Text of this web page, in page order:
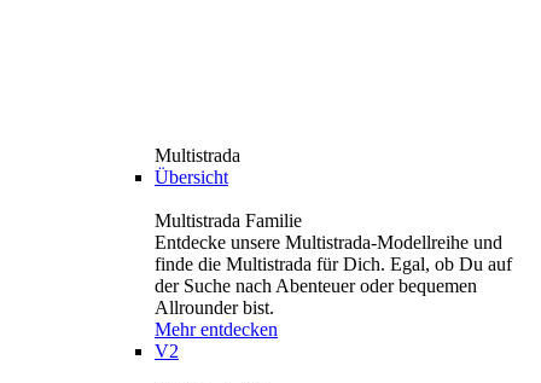
Multistrada
Übersicht
Multistrada Familie
Entdecke unsere Multistrada-Modellreihe und
finde die Multistrada für Dich. Egal, ob Du auf
der Suche nach Abenteuer oder bequemen
Allrounder bist.
Mehr entdecken
V2